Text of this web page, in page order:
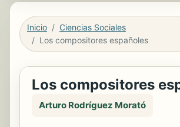
Inicio
Ciencias Sociales
Los compositores españoles
Los compositores
Arturo Rodríguez Morató